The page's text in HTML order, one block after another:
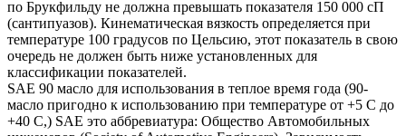
по Брукфильду не должна превышать показателя 150 000 сП
(сантипуазов). Кинематическая вязкость определяется при
температуре 100 градусов по Цельсию, этот показатель в свою
очередь не должен быть ниже установленных для
классификации показателей.
SAE 90 масло для использования в теплое время года (90-
масло пригодно к использованию при температуре от +5 С до
+40 С,) SAE это аббревиатура: Общество Автомобильных